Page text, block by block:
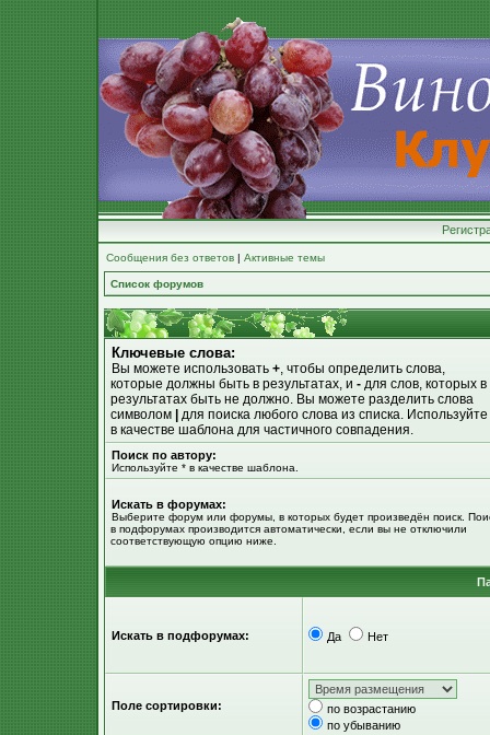
Сообщения без ответов | Активные темы
Список форумов
Ключевые слова:
Вы можете использовать +, чтобы определить слова,
которые должны быть в результатах, и - для слов, которых в
результатах быть не должно. Вы можете разделить слова
символом
для поиска любого слова из списка. Используйте
в качестве шаблона для частичного совпадения.
Поиск по автору:
Используйте * в качестве шаблона.
Искать в форумах:
Выберите форум или форумы, в которых будет произведён поиск.
в подфорумах производится автоматически, если вы не отключили
соответствующую опцию ниже.
Искать в подфорумах: Да Нет
Поле сортировки:
по возрастанию
по убыванию